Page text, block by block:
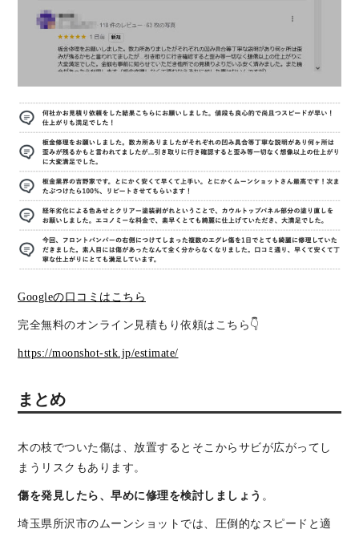
Googleの口コミはこちら
完全無料のオンライン見積もり依頼はこちら👇
https://moonshot-stk.jp/estimate/
まとめ
木の枝でついた傷は、放置するとそこからサビが広がってし
まうリスクもあります。
傷を発見したら、早めに修理を検討しましょう 。
埼玉県所沢市のムーンショットでは、圧倒的なスピードと適